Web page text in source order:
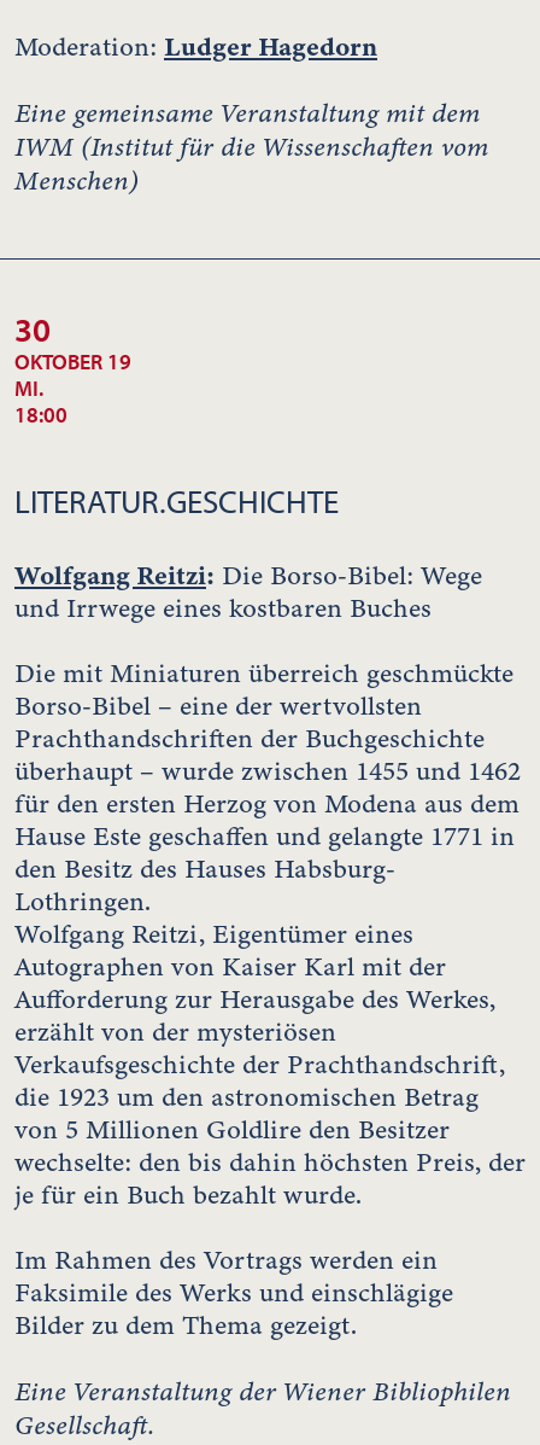
Moderation: Ludger Hagedorn
Eine gemeinsame Veranstaltung mit dem
IWM (Institut für die Wissenschaften vom
Menschen)
30
OKTOBER 19
MI.
18:00
LITERATUR.GESCHICHTE
Wolfgang Reitzi: Die Borso-Bibel: Wege
und Irrwege eines kostbaren Buches
Die mit Miniaturen überreich geschmückte
Borso-Bibel – eine der wertvollsten
Prachthandschriften der Buchgeschichte
überhaupt – wurde zwischen 1455 und 1462
für den ersten Herzog von Modena aus dem
Hause Este geschaffen und gelangte 1771 in
den Besitz des Hauses Habsburg-
Lothringen.
Wolfgang Reitzi, Eigentümer eines
Autographen von Kaiser Karl mit der
Aufforderung zur Herausgabe des Werkes,
erzählt von der mysteriösen
Verkaufsgeschichte der Prachthandschrift,
die 1923 um den astronomischen Betrag
von 5 Millionen Goldlire den Besitzer
wechselte: den bis dahin höchsten Preis, der
je für ein Buch bezahlt wurde.
Im Rahmen des Vortrags werden ein
Faksimile des Werks und einschlägige
Bilder zu dem Thema gezeigt.
Eine Veranstaltung der Wiener Bibliophilen
Gesellschaft.